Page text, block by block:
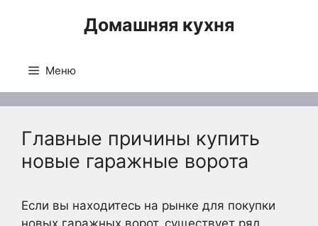
Домашняя кухня
Меню
Главные причины купить
новые гаражные ворота
Если вы находитесь на рынке для покупки
новых гаражных ворот, существует ряд